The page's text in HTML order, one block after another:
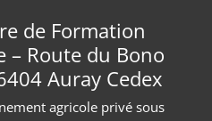
de Formation
– Route du Bono
Auray Cedex
agricole privé sous